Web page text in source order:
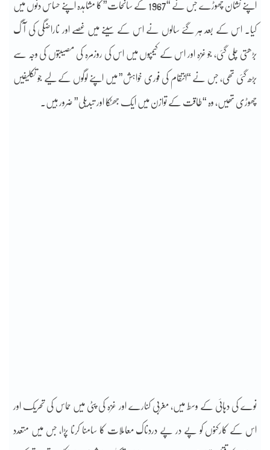
اپنے نشان چھوڑے جس نے “1967 کے سانحات” کا مشاہدہ اپنے حساس دنوں میں
کیا۔ اس کے بعد ہر گئے سالوں نے اس کے سینے میں غصے اور ناراضگی کی آگ
بڑھتی چلی گئی، جو غزہ اور اس کے کیمپوں میں اس کی روزمرہ کی مصیبتوں کی وجہ سے
بڑھ گئی تھی، جس نے “انتقام کی فوری خواہش” میں اپنے لوگوں کے لیے جو تکلیفیں
چھوڑی تھیں، وہ “طاقت کے توازن میں ایک جھٹکا اور تبدیلی” ضرور ہیں۔
نوے کی دہائی کے وسط میں، مغربی کنارے اور غزہ کی پٹی میں حماس کی تحریک اور
اس کے کارکنوں کو پے در پے دردناک معاملات کا سامنا کرنا پڑا، جس میں متعدد